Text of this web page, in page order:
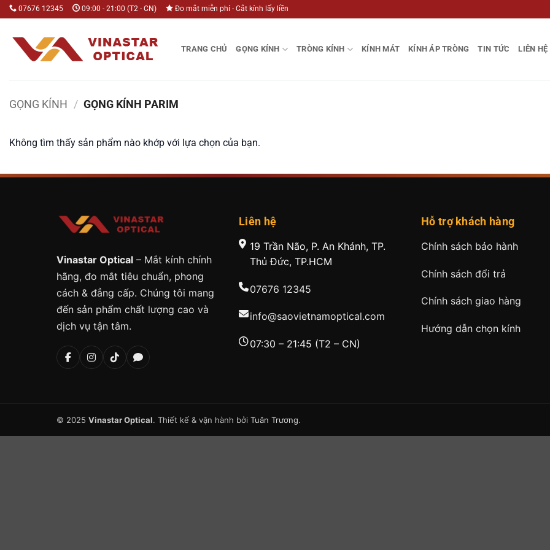
Bỏ
qua
nội
07676 12345 09:00 - 21:00 (T2 - CN) Đo mắt miễn phí - Cắt kính lấy liền
TRANG CHỦ GỌNG KÍNH TRÒNG KÍNH KÍNH MÁT KÍNH ÁP TRÒNG TIN TỨC LIÊN HỆ
GỌNG KÍNH / GỌNG KÍNH PARIM
Không tìm thấy sản phẩm nào khớp với lựa chọn của bạn.
Vinastar Optical – Mắt kính chính
hãng, đo mắt tiêu chuẩn, phong
cách & đẳng cấp. Chúng tôi mang
đến sản phẩm chất lượng cao và
dịch vụ tận tâm.
Liên hệ
19 Trần Não, P. An Khánh, TP.
Thủ Đức, TP.HCM
07676 12345
info@saovietnamoptical.com
07:30 – 21:45 (T2 – CN)
Hỗ trợ khách hàng
Chính sách bảo hành
Chính sách đổi trả
Chính sách giao hàng
Hướng dẫn chọn kính
© 2025 Vinastar Optical. Thiết kế & vận hành bởi Tuân Trương.